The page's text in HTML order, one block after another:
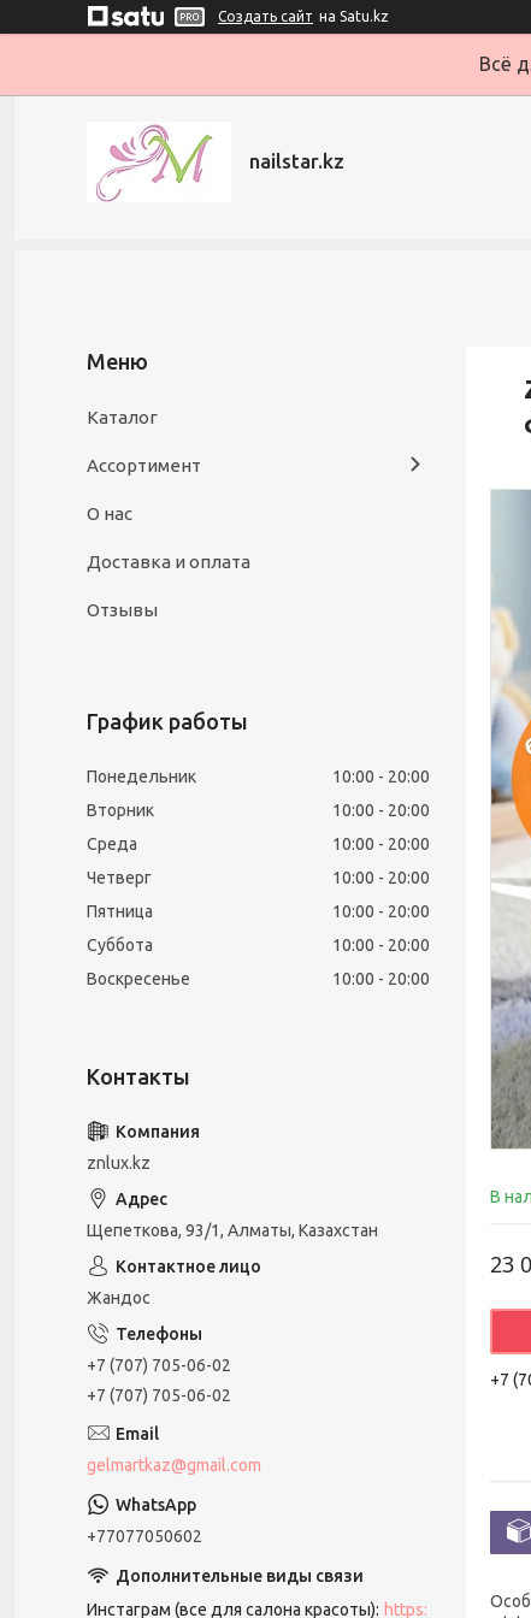
Создать сайт на Satu.kz
Всё
nailstar.kz
В
23
+7
Каталог
Ассортимент
О нас
Доставка и оплата
Отзывы
График работы
Понедельник 10:00
20:00
Вторник
10:00
20:00
Среда
10:00
20:00
Четверг
10:00
20:00
Пятница
10:00
20:00
Суббота
10:00
20:00
Воскресенье
10:00 20:00
znlux.kz
Щепеткова, 93/1, Алматы, Казахстан
Жандос
+7 (707) 705-06-02
+7 (707) 705-06-02
gelmartkaz@gmail.com
+77077050602
Инстаграм (все для салона красоты) https: